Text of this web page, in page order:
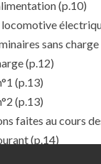
(p.10)
locomotive
sans charge
(p.12)
(p.13)
(p.13)
faites au cours
(p.14)